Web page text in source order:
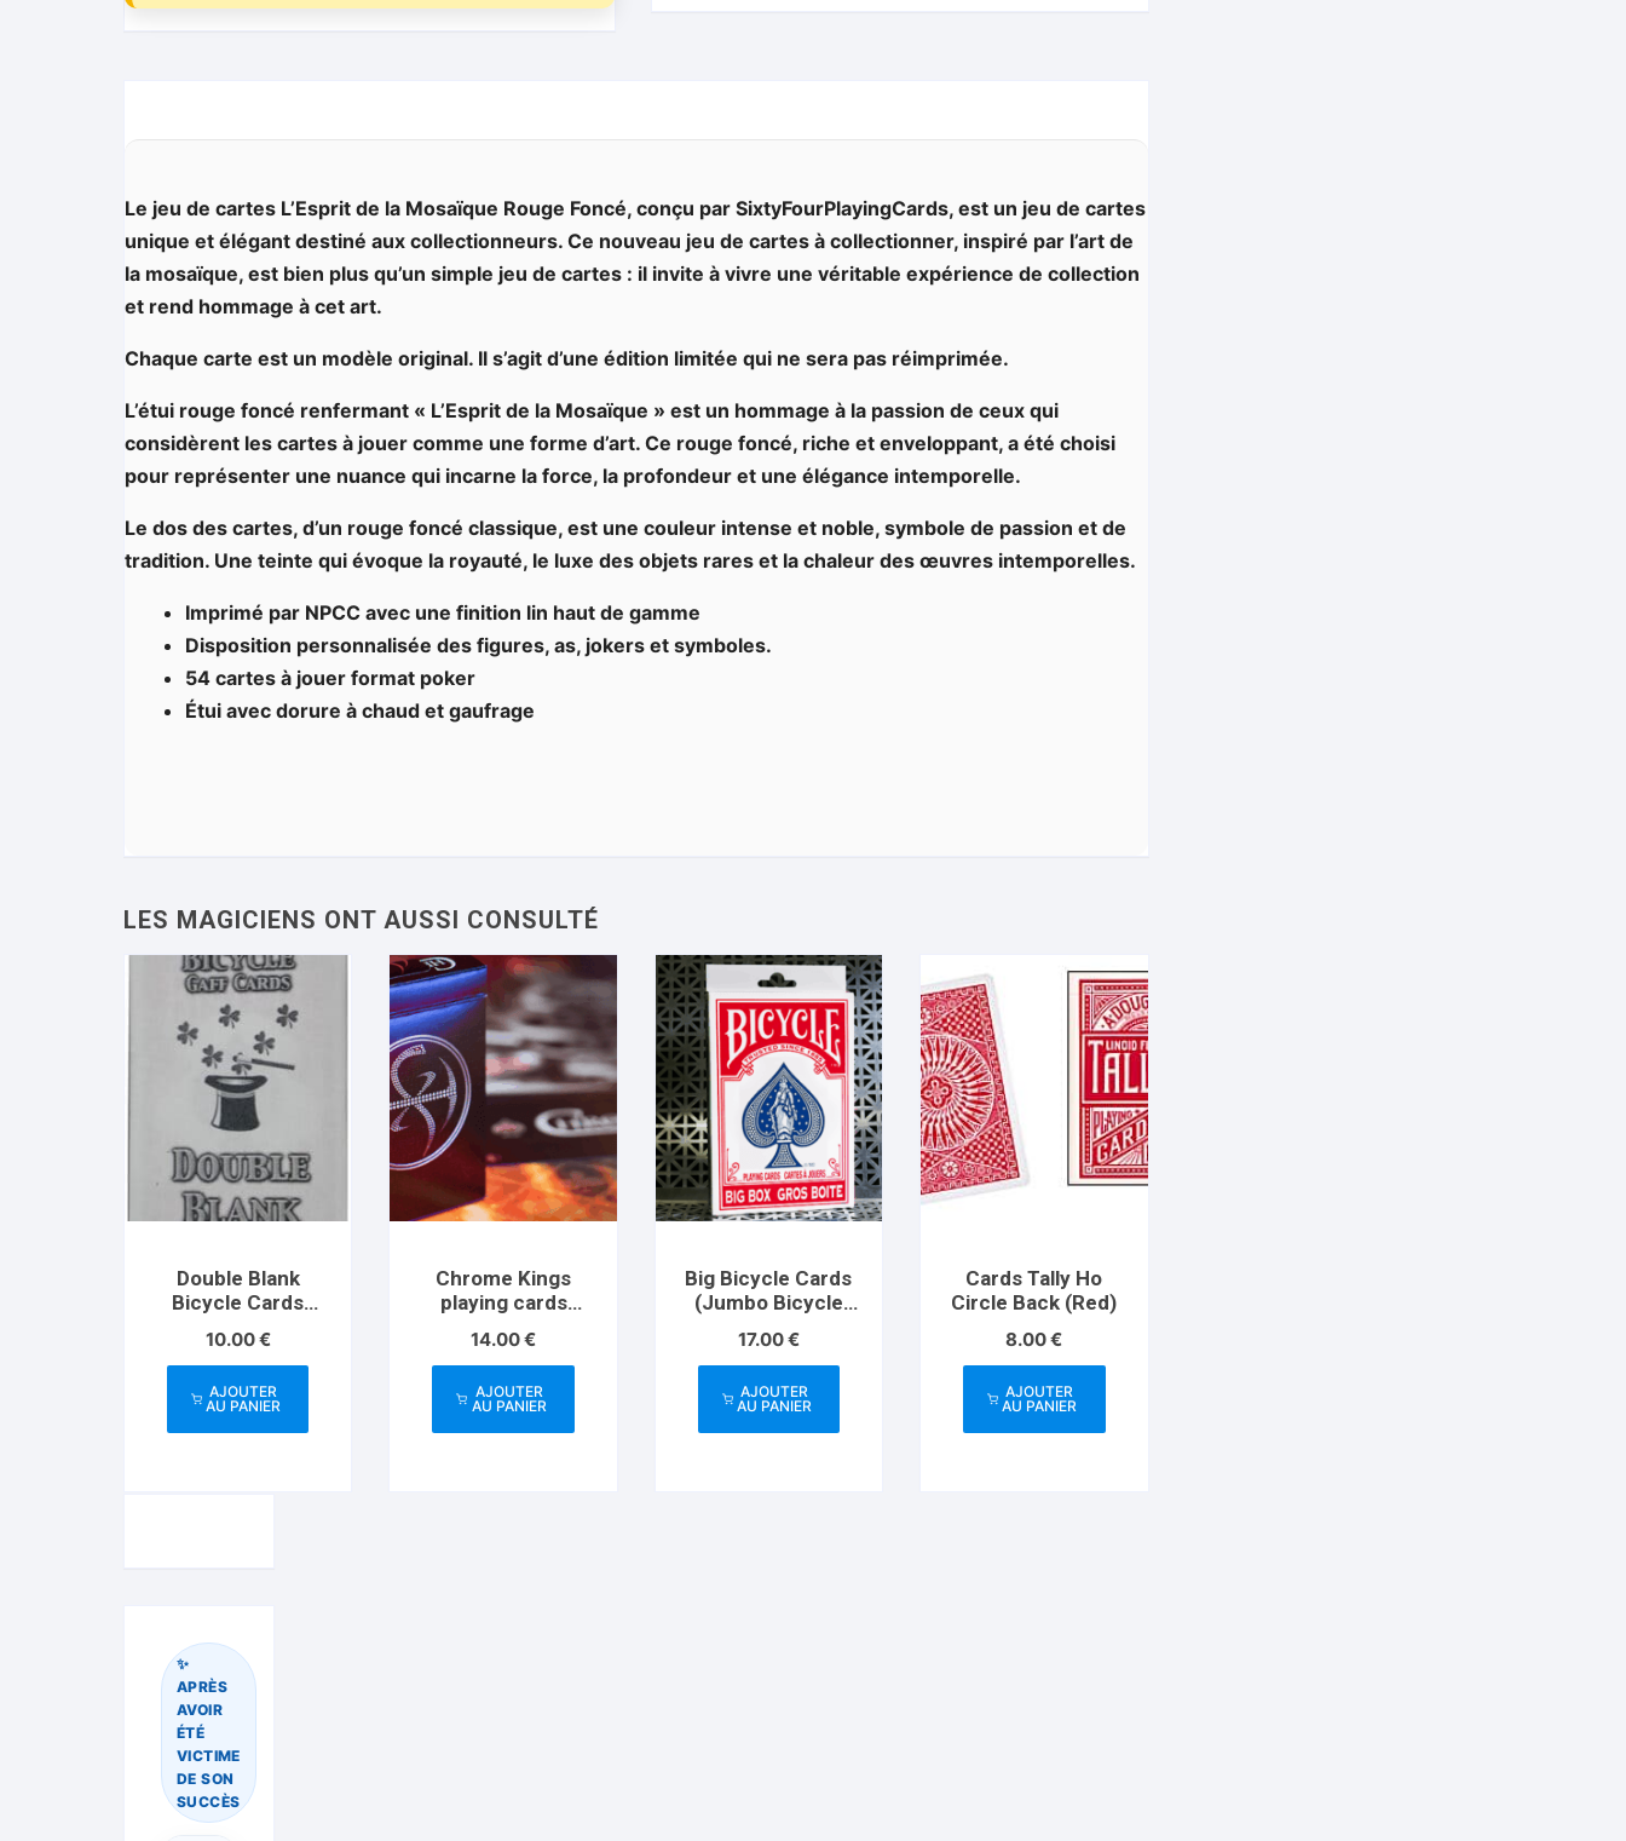
Le jeu de cartes L’Esprit de la Mosaïque Rouge Foncé, conçu par SixtyFourPlayingCards, est un jeu de cartes
unique et élégant destiné aux collectionneurs. Ce nouveau jeu de cartes à collectionner, inspiré par l’art de
la mosaïque, est bien plus qu’un simple jeu de cartes : il invite à vivre une véritable expérience de collection
et rend hommage à cet art.
Chaque carte est un modèle original. Il s’agit d’une édition limitée qui ne sera pas réimprimée.
L’étui rouge foncé renfermant « L’Esprit de la Mosaïque » est un hommage à la passion de ceux qui
considèrent les cartes à jouer comme une forme d’art. Ce rouge foncé, riche et enveloppant, a été choisi
pour représenter une nuance qui incarne la force, la profondeur et une élégance intemporelle.
Le dos des cartes, d’un rouge foncé classique, est une couleur intense et noble, symbole de passion et de
tradition. Une teinte qui évoque la royauté, le luxe des objets rares et la chaleur des œuvres intemporelles.
Imprimé par NPCC avec une finition lin haut de gamme
Disposition personnalisée des figures, as, jokers et symboles.
54 cartes à jouer format poker
Étui avec dorure à chaud et gaufrage
Double Blank
Bicycle Cards
10.00€
AJOUTER
AU PANIER
Chrome Kings
playing cards
14.00€
AJOUTER
AU PANIER
Big Bicycle Cards
(Jumbo Bicycle
17.00€
AJOUTER
AU PANIER
Cards Tally Ho
Circle Back (Red)
8.00€
AJOUTER
AU PANIER
✨
APRÈS
AVOIR
ÉTÉ
VICTIME
DE SON
SUCCÈS